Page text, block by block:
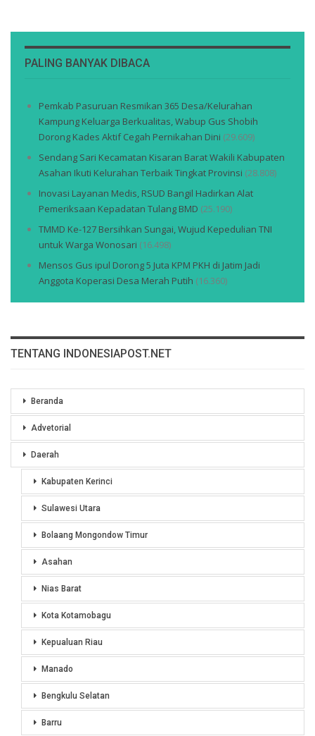
PALING BANYAK DIBACA
Pemkab Pasuruan Resmikan 365 Desa/Kelurahan
Kampung Keluarga Berkualitas, Wabup Gus Shobih
Dorong Kades Aktif Cegah Pernikahan Dini (29.609)
Sendang Sari Kecamatan Kisaran Barat Wakili Kabupaten
Asahan Ikuti Kelurahan Terbaik Tingkat Provinsi (28.808)
Inovasi Layanan Medis, RSUD Bangil Hadirkan Alat
Pemeriksaan Kepadatan Tulang BMD (25.190)
TMMD Ke-127 Bersihkan Sungai, Wujud Kepedulian TNI
untuk Warga Wonosari (16.498)
Mensos Gus ipul Dorong 5 Juta KPM PKH di Jatim Jadi
Anggota Koperasi Desa Merah Putih (16.360)
TENTANG INDONESIAPOST.NET
Beranda
Advetorial
Daerah
Kabupaten Kerinci
Sulawesi Utara
Bolaang Mongondow Timur
Asahan
Nias Barat
Kota Kotamobagu
Kepualuan Riau
Manado
Bengkulu Selatan
Barru